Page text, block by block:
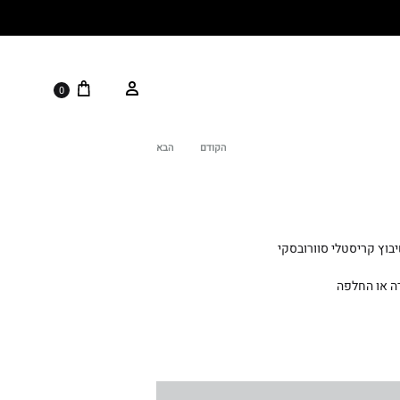
0
Product
הקודם הבא
קריסטלי סוורובסקי
או החלפה